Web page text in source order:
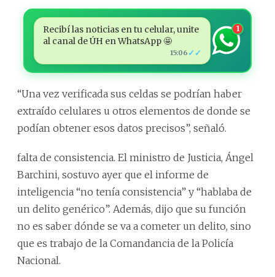
Recibí las noticias en tu celular, unite
al canal de ÚH en WhatsApp 🤩
15:06 ✓✓
1
“Una vez verificada sus celdas se podrían haber
extraído celulares u otros elementos de donde se
podían obtener esos datos precisos”, señaló.
falta de consistencia. El ministro de Justicia, Ángel
Barchini, sostuvo ayer que el informe de
inteligencia “no tenía consistencia” y “hablaba de
un delito genérico”. Además, dijo que su función
no es saber dónde se va a cometer un delito, sino
que es trabajo de la Comandancia de la Policía
Nacional.